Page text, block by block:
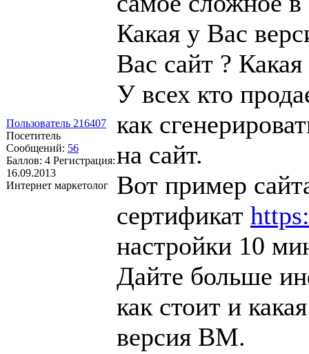
Пользователь 216407
Посетитель
Сообщений: 56
Баллов: 4 Регистрация:
16.09.2013
Интернет маркетолог
Какая у Вас
Вас сайт ?
У всех кто
как
на сайт.
Вот пример
сертификат
настройки 10
Дайте больше
как стоит и
версия ВМ.